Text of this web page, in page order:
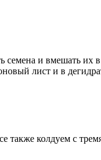
и вмешать их
лист и в
колдуем с